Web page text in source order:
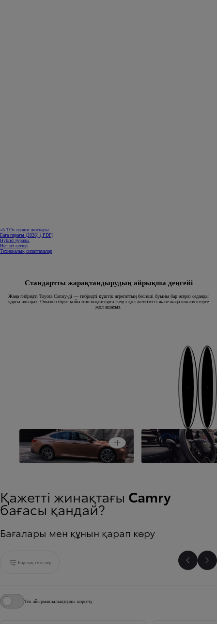
«5 ТО» сервис жоспары
Баға парағы (2026) (.PDF)(Opens in new window)
Hybrid туралы
Негізгі сәттер
Техникалық сипаттамалар
Стандартты жарақтандырудың айрықша деңгейі
Жаңа гибридті Toyota Camry-ді — гибридті күштік агрегаттың бесінші буыны бар әсерлі седанды
қарсы алыңыз. Онымен бірге қойылған мақсаттарға жеңіл қол жеткізесіз және жаңа көкжиектерге
жол ашасыз.
Previous
Ұшқыр және таңдаулы
Open cardЗаманауи
бейімделген
Қажетті жинақтағы Camry
бағасы қандай?
Бағалары мен құнын қарап көру
Барлық сүзгілер Артқа
Тек айырмашылықтарды көрсету